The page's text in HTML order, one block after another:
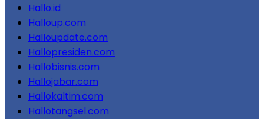
Hallo.id
Halloup.com
Halloupdate.com
Hallopresiden.com
Hallobisnis.com
Hallojabar.com
Hallokaltim.com
Hallotangsel.com